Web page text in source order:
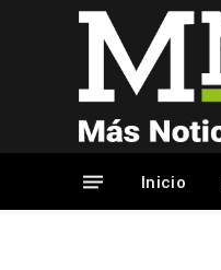
Inicio